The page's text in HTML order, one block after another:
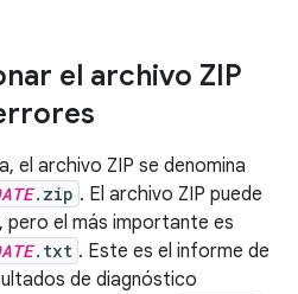
el archivo ZIP
el archivo ZIP se denomina
.zip . El archivo ZIP puede
el más importante es
.txt . Este es el informe de
de diagnóstico